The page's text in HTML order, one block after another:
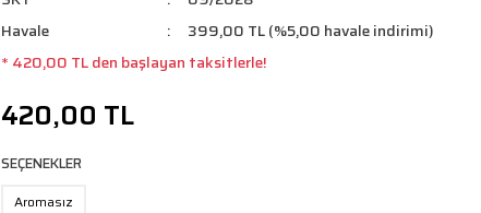
Havale
399,00 TL (%5,00 havale indirimi)
* 420,00 TL den başlayan taksitlerle!
420,00 TL
SEÇENEKLER
Aromasız